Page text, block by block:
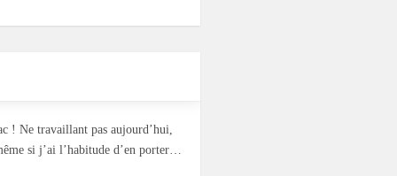
! Ne travaillant pas aujourd’hui,
si j’ai l’habitude d’en porter…